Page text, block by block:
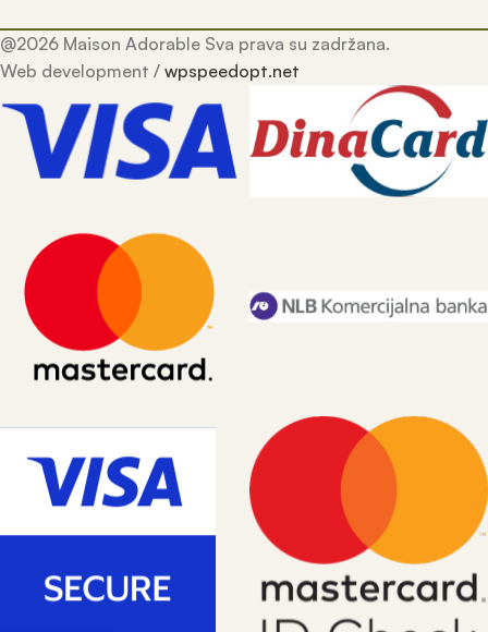
@2026 Maison Adorable Sva prava su zadržana.
Web development / wpspeedopt.net